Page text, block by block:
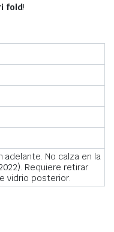
fold!
adelante. No calza en la
Requiere retirar
vidrio posterior.